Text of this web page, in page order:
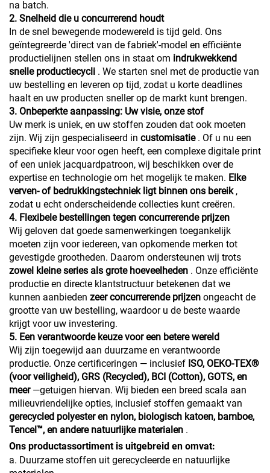
na batch.
2. Snelheid die u concurrerend houdt
In de snel bewegende modewereld is tijd geld. Ons
geïntegreerde 'direct van de fabriek'-model en efficiënte
productielijnen stellen ons in staat om indrukwekkend
snelle productiecycli . We starten snel met de productie van
uw bestelling en leveren op tijd, zodat u korte deadlines
haalt en uw producten sneller op de markt kunt brengen.
3. Onbeperkte aanpassing: Uw visie, onze stof
Uw merk is uniek, en uw stoffen zouden dat ook moeten
zijn. Wij zijn gespecialiseerd in customisatie . Of u nu een
specifieke kleur voor ogen heeft, een complexe digitale print
of een uniek jacquardpatroon, wij beschikken over de
expertise en technologie om het mogelijk te maken. Elke
verven- of bedrukkingstechniek ligt binnen ons bereik ,
zodat u echt onderscheidende collecties kunt creëren.
4. Flexibele bestellingen tegen concurrerende prijzen
Wij geloven dat goede samenwerkingen toegankelijk
moeten zijn voor iedereen, van opkomende merken tot
gevestigde grootheden. Daarom ondersteunen wij trots
zowel kleine series als grote hoeveelheden . Onze efficiënte
productie en directe klantstructuur betekenen dat we
kunnen aanbieden zeer concurrerende prijzen ongeacht de
grootte van uw bestelling, waardoor u de beste waarde
krijgt voor uw investering.
5. Een verantwoorde keuze voor een betere wereld
Wij zijn toegewijd aan duurzame en verantwoorde
productie. Onze certificeringen — inclusief ISO, OEKO-TEX®
(voor veiligheid), GRS (Recycled), BCI (Cotton), GOTS, en
meer —getuigen hiervan. Wij bieden een breed scala aan
milieuvriendelijke opties, inclusief stoffen gemaakt van
gerecycled polyester en nylon, biologisch katoen, bamboe,
Tencel™, en andere natuurlijke materialen .
Ons productassortiment is uitgebreid en omvat:
a. Duurzame stoffen uit gerecycleerde en natuurlijke